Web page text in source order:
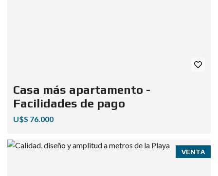
Casa más apartamento -
Facilidades de pago
U$S 76.000
VENTA